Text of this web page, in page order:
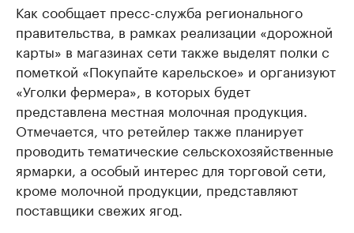
Как сообщает пресс-служба регионального
правительства, в рамках реализации «дорожной
карты» в магазинах сети также выделят полки с
пометкой «Покупайте карельское» и организуют
«Уголки фермера», в которых будет
представлена местная молочная продукция.
Отмечается, что ретейлер также планирует
проводить тематические сельскохозяйственные
ярмарки, а особый интерес для торговой сети,
кроме молочной продукции, представляют
поставщики свежих ягод.